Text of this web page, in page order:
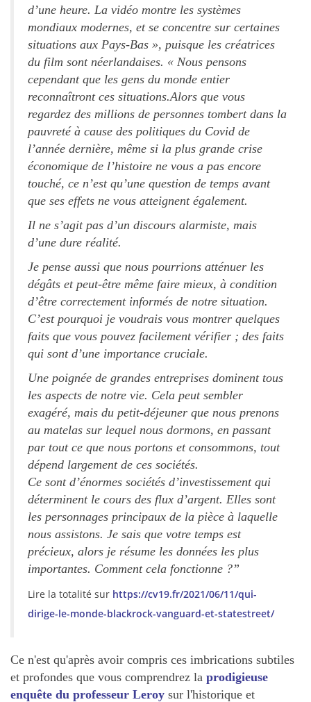
d’une heure. La vidéo montre les systèmes
mondiaux modernes, et se concentre sur certaines
situations aux Pays-Bas », puisque les créatrices
du film sont néerlandaises. « Nous pensons
cependant que les gens du monde entier
reconnaîtront ces situations.Alors que vous
regardez des millions de personnes tombert dans la
pauvreté à cause des politiques du Covid de
l’année dernière, même si la plus grande crise
économique de l’histoire ne vous a pas encore
touché, ce n’est qu’une question de temps avant
que ses effets ne vous atteignent également.
Il ne s’agit pas d’un discours alarmiste, mais
d’une dure réalité.
Je pense aussi que nous pourrions atténuer les
dégâts et peut-être même faire mieux, à condition
d’être correctement informés de notre situation.
C’est pourquoi je voudrais vous montrer quelques
faits que vous pouvez facilement vérifier ; des faits
qui sont d’une importance cruciale.
Une poignée de grandes entreprises dominent tous
les aspects de notre vie. Cela peut sembler
exagéré, mais du petit-déjeuner que nous prenons
au matelas sur lequel nous dormons, en passant
par tout ce que nous portons et consommons, tout
dépend largement de ces sociétés.
Ce sont d’énormes sociétés d’investissement qui
déterminent le cours des flux d’argent. Elles sont
les personnages principaux de la pièce à laquelle
nous assistons. Je sais que votre temps est
précieux, alors je résume les données les plus
importantes. Comment cela fonctionne ?”
Lire la totalité sur https://cv19.fr/2021/06/11/qui-
dirige-le-monde-blackrock-vanguard-et-statestreet/
Ce n'est qu'après avoir compris ces imbrications subtiles
et profondes que vous comprendrez la prodigieuse
enquête du professeur Leroy sur l'historique et